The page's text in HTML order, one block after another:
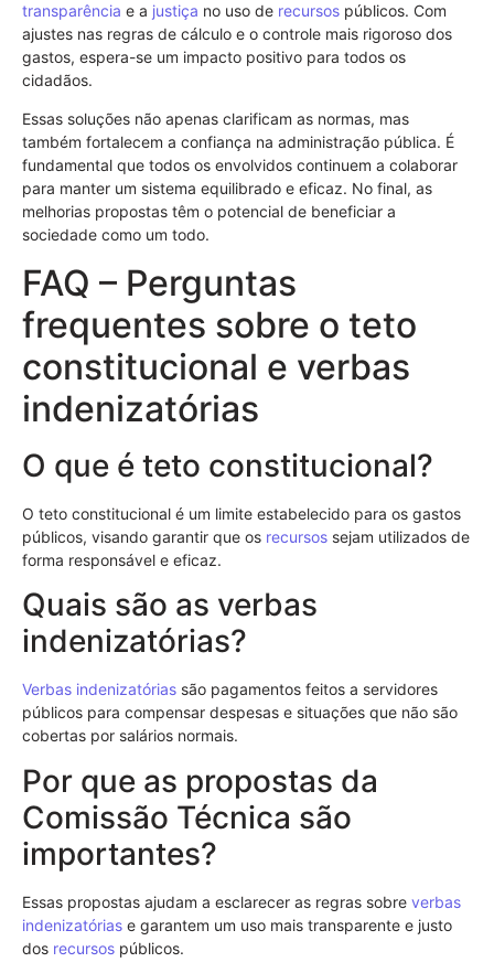
transparência e a justiça no uso de recursos públicos. Com
ajustes nas regras de cálculo e o controle mais rigoroso dos
gastos, espera-se um impacto positivo para todos os
cidadãos.
Essas soluções não apenas clarificam as normas, mas
também fortalecem a confiança na administração pública. É
fundamental que todos os envolvidos continuem a colaborar
para manter um sistema equilibrado e eficaz. No final, as
melhorias propostas têm o potencial de beneficiar a
sociedade como um todo.
FAQ – Perguntas
frequentes sobre o teto
constitucional e verbas
indenizatórias
O que é teto constitucional?
O teto constitucional é um limite estabelecido para os gastos
públicos, visando garantir que os recursos sejam utilizados de
forma responsável e eficaz.
Quais são as verbas
indenizatórias?
Verbas indenizatórias são pagamentos feitos a servidores
públicos para compensar despesas e situações que não são
cobertas por salários normais.
Por que as propostas da
Comissão Técnica são
importantes?
Essas propostas ajudam a esclarecer as regras sobre verbas
indenizatórias e garantem um uso mais transparente e justo
dos recursos públicos.